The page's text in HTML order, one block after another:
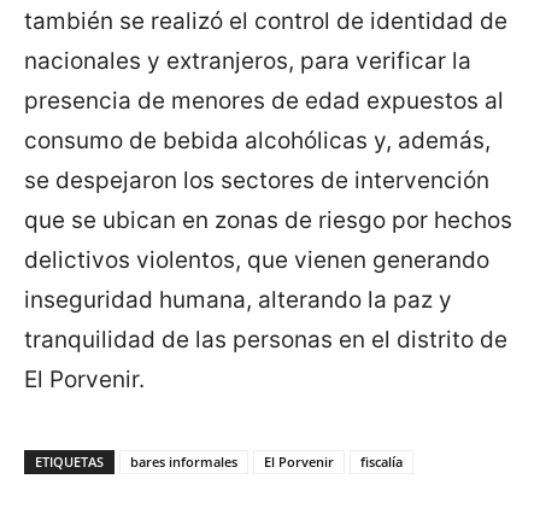
también se realizó el control de identidad de
nacionales y extranjeros, para verificar la
presencia de menores de edad expuestos al
consumo de bebida alcohólicas y, además,
se despejaron los sectores de intervención
que se ubican en zonas de riesgo por hechos
delictivos violentos, que vienen generando
inseguridad humana, alterando la paz y
tranquilidad de las personas en el distrito de
El Porvenir.
ETIQUETAS bares informales El Porvenir fiscalía